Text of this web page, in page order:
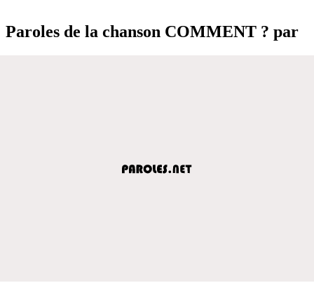
Paroles de la chanson COMMENT ? par